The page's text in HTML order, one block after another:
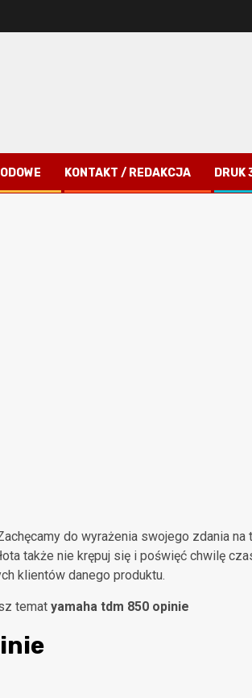
KONTAKT / REDAKCJA DRUK
do wyrażenia swojego zdania na
także nie krępuj się i poświęć chwilę
klientów danego produktu.
temat yamaha tdm 850 opinie